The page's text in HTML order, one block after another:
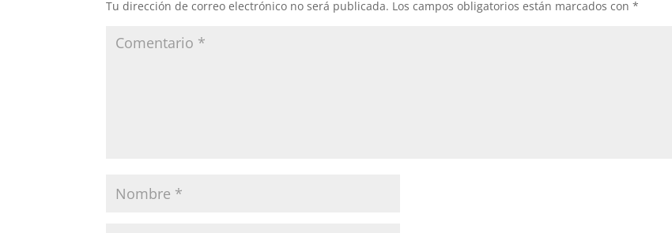
Tu dirección de correo electrónico no será publicada. Los campos obligatorios están marcados con*